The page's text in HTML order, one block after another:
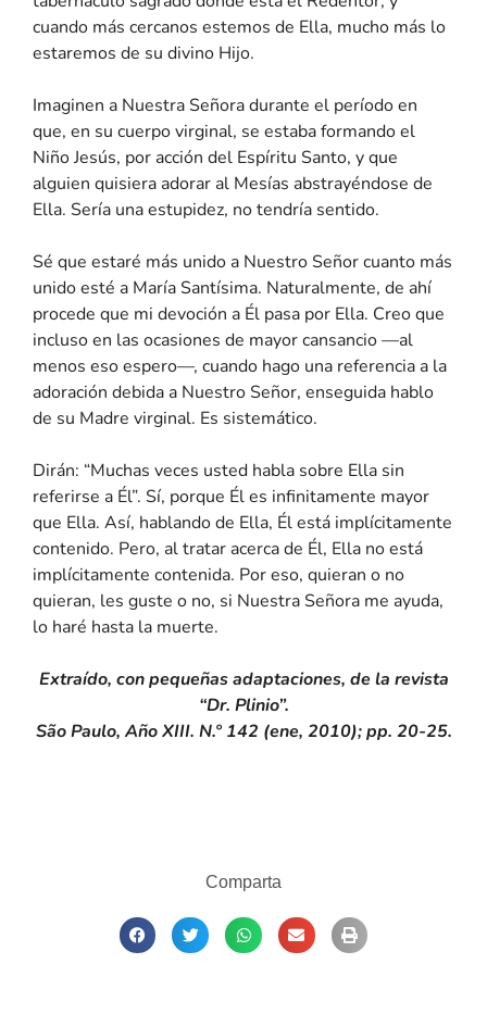
cuando más cercanos estemos de Ella, mucho más lo
estaremos de su divino Hijo.
Imaginen a Nuestra Señora durante el período en
que, en su cuerpo virginal, se estaba formando el
Niño Jesús, por acción del Espíritu Santo, y que
alguien quisiera adorar al Mesías abstrayéndose de
Ella. Sería una estupidez, no tendría sentido.
Sé que estaré más unido a Nuestro Señor cuanto más
unido esté a María Santísima. Naturalmente, de ahí
procede que mi devoción a Él pasa por Ella. Creo que
incluso en las ocasiones de mayor cansancio —al
menos eso espero—, cuando hago una referencia a la
adoración debida a Nuestro Señor, enseguida hablo
de su Madre virginal. Es sistemático.
Dirán: “Muchas veces usted habla sobre Ella sin
referirse a Él”. Sí, porque Él es infinitamente mayor
que Ella. Así, hablando de Ella, Él está implícitamente
contenido. Pero, al tratar acerca de Él, Ella no está
implícitamente contenida. Por eso, quieran o no
quieran, les guste o no, si Nuestra Señora me ayuda,
lo haré hasta la muerte.
Extraído, con pequeñas adaptaciones, de la revista
“Dr. Plinio”.
São Paulo, Año XIII. N.º 142 (ene, 2010); pp. 20-25.
Comparta